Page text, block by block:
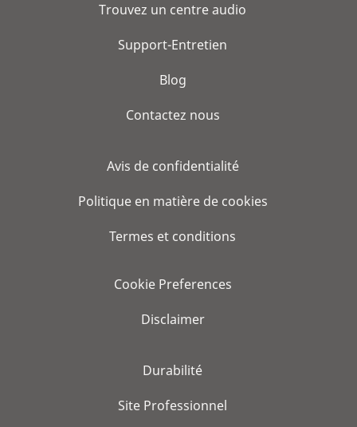
Trouvez un centre audio
Support-Entretien
Blog
Contactez nous
Avis de confidentialité
Politique en matière de cookies
Termes et conditions
Cookie Preferences
Disclaimer
Durabilité
Site Professionnel